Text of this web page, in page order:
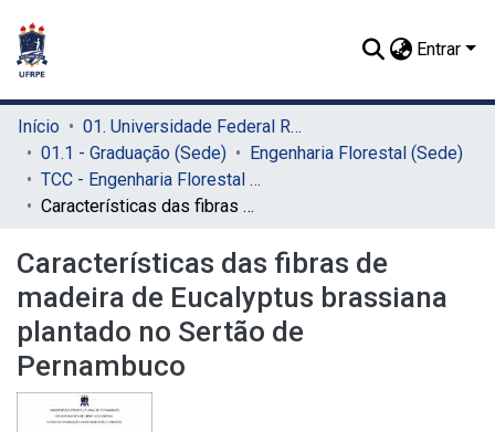
Entrar
Início
01. Universidade Federal Rural de Pernambuco - UFRPE (Sede)
01.1 - Graduação (Sede)
Engenharia Florestal (Sede)
TCC - Engenharia Florestal (Sede)
Características das fibras de madeira de Eucalyptus brassiana plantado no Sertão de Pernambuco
Características das fibras de
madeira de Eucalyptus brassiana
plantado no Sertão de
Pernambuco